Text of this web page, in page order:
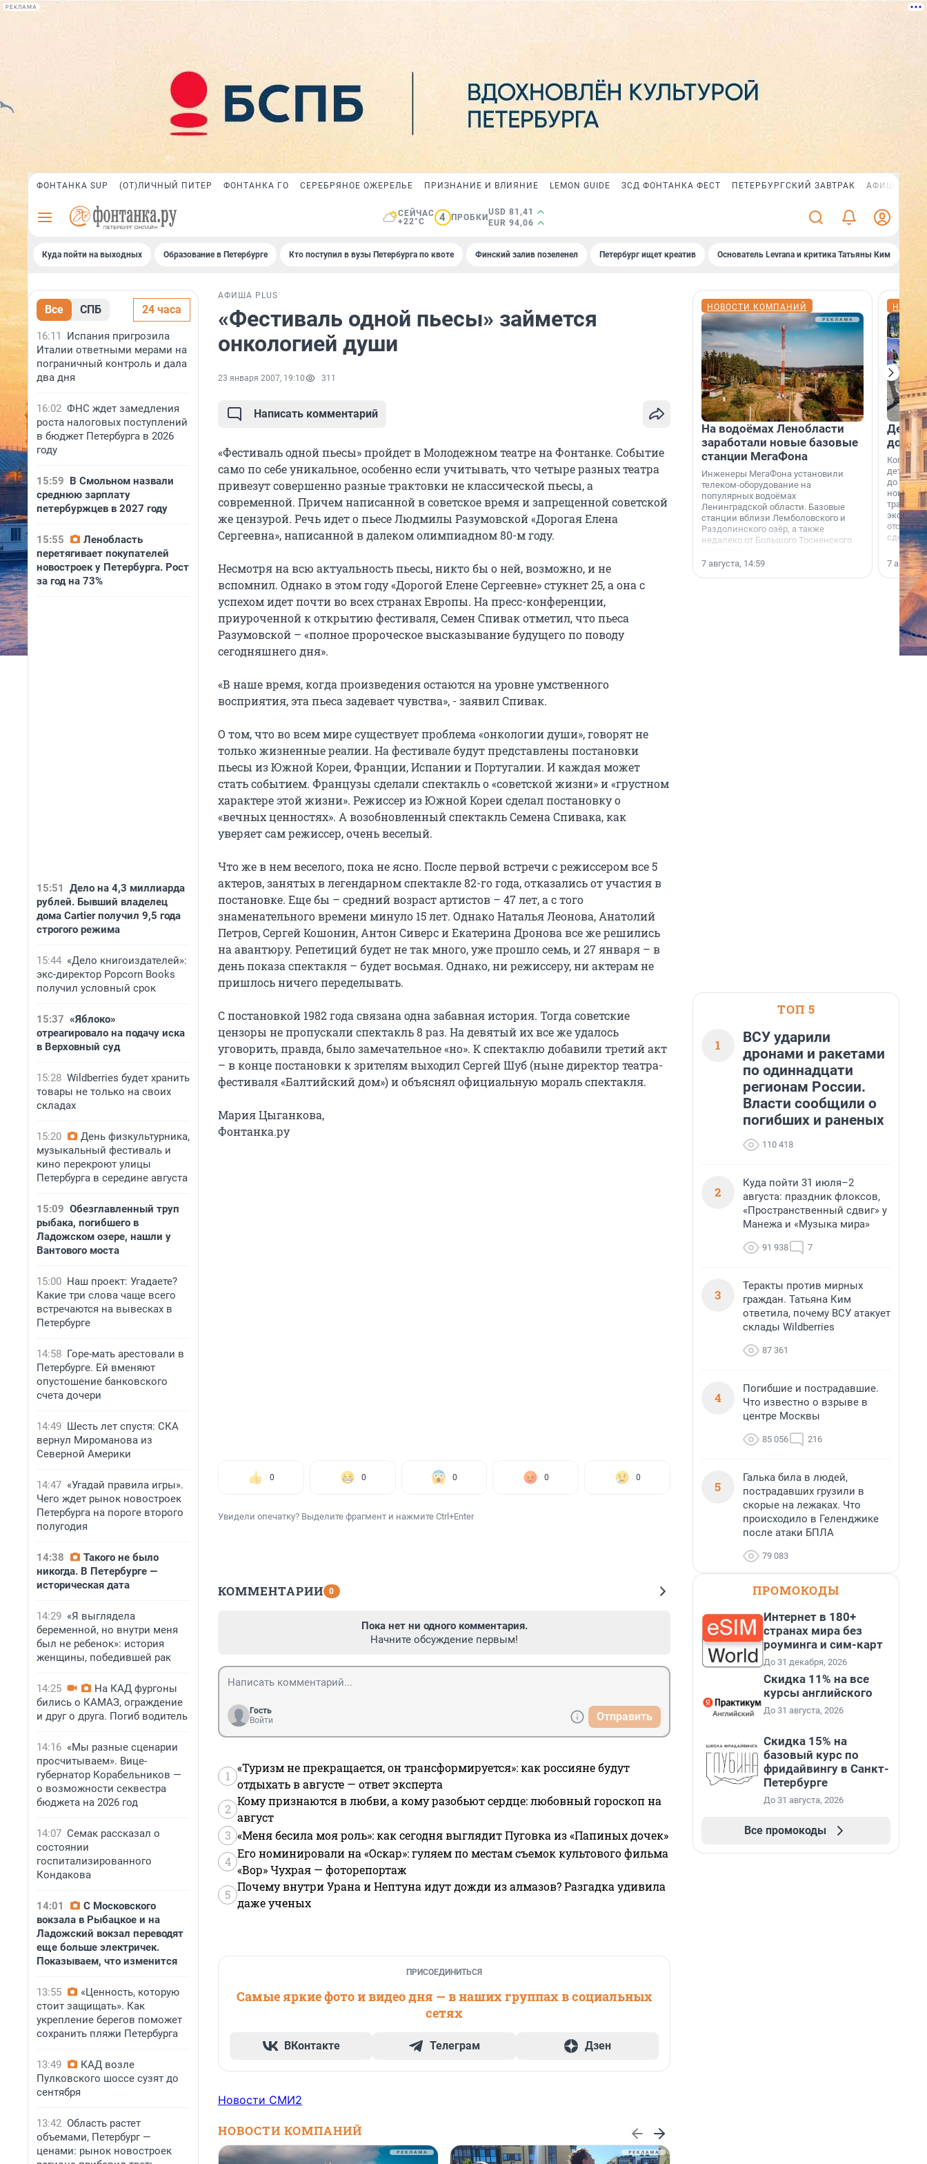
РЕКЛАМА
ФОНТАНКА SUP (ОТ)ЛИЧНЫЙ ПИТЕР ФОНТАНКА ГО СЕРЕБРЯНОЕ ОЖЕРЕЛЬЕ ПРИЗНАНИЕ И ВЛИЯНИЕ LEMON GUIDE ЗСД ФОНТАНКА ФЕСТ ПЕТЕРБУРГСКИЙ ЗАВТРАК АФИША PLUS
СЕЙЧАС
+22°C
4 ПРОБКИ
USD 81,41
EUR 94,06
Куда пойти на выходных Образование в Петербурге Кто поступил в вузы Петербурга по квоте Финский залив позеленел Петербург ищет креатив Основатель Levrana и критика Татьяны Ким
Все СПБ 24 часа
16:11
Испания пригрозила
Италии ответными мерами на
пограничный контроль и дала
два дня
16:02 ФНС ждет замедления
роста налоговых поступлений
в бюджет Петербурга в 2026
году
15:59 В Смольном назвали
среднюю зарплату
петербуржцев в 2027 году
15:55
Ленобласть
перетягивает покупателей
новостроек у Петербурга. Рост
за год на 73%
15:51
Дело на 4,3 миллиарда
рублей. Бывший владелец
дома Cartier получил 9,5 года
строгого режима
15:44 «Дело книгоиздателей»:
экс-директор Popcorn Books
получил условный срок
15:37 «Яблоко»
отреагировало на подачу иска
в Верховный суд
15:28 Wildberries будет хранить
товары не только на своих
складах
15:20
День физкультурника,
музыкальный фестиваль и
кино перекроют улицы
Петербурга в середине августа
15:09 Обезглавленный труп
рыбака, погибшего в
Ладожском озере, нашли у
Вантового моста
15:00 Наш проект: Угадаете?
Какие три слова чаще всего
встречаются на вывесках в
Петербурге
14:58 Горе-мать арестовали в
Петербурге. Ей вменяют
опустошение банковского
счета дочери
14:49 Шесть лет спустя: СКА
вернул Мироманова из
Северной Америки
14:47 «Угадай правила игры».
Чего ждет рынок новостроек
Петербурга на пороге второго
полугодия
14:38
Такого не было
никогда. В Петербурге —
историческая дата
14:29 «Я выглядела
беременной, но внутри меня
был не ребенок»: история
женщины, победившей рак
14:25
На КАД фургоны
бились о КАМАЗ, ограждение
и друг о друга. Погиб водитель
14:16 «Мы разные сценарии
просчитываем». Вице-
губернатор Корабельников —
о возможности секвестра
бюджета на 2026 год
14:07 Семак рассказал о
состоянии
госпитализированного
Кондакова
14:01
С Московского
вокзала в Рыбацкое и на
Ладожский вокзал переводят
еще больше электричек.
Показываем, что изменится
13:55
«Ценность, которую
стоит защищать». Как
укрепление берегов поможет
сохранить пляжи Петербурга
13:49
КАД возле
Пулковского шоссе сузят до
сентября
13:42 Область растет
объемами, Петербург —
ценами: рынок новостроек
АФИША PLUS
«Фестиваль одной пьесы» займется
онкологией души
23 января 2007, 19:10 311
Написать комментарий
«Фестиваль одной пьесы» пройдет в Молодежном театре на Фонтанке. Событие
само по себе уникальное, особенно если учитывать, что четыре разных театра
привезут совершенно разные трактовки не классической пьесы, а
современной. Причем написанной в советское время и запрещенной советской
же цензурой. Речь идет о пьесе Людмилы Разумовской «Дорогая Елена
Сергеевна», написанной в далеком олимпиадном 80-м году.
Несмотря на всю актуальность пьесы, никто бы о ней, возможно, и не
вспомнил. Однако в этом году «Дорогой Елене Сергеевне» стукнет 25, а она с
успехом идет почти во всех странах Европы. На пресс-конференции,
приуроченной к открытию фестиваля, Семен Спивак отметил, что пьеса
Разумовской – «полное пророческое высказывание будущего по поводу
сегодняшнего дня».
«В наше время, когда произведения остаются на уровне умственного
восприятия, эта пьеса задевает чувства», - заявил Спивак.
О том, что во всем мире существует проблема «онкологии души», говорят не
только жизненные реалии. На фестивале будут представлены постановки
пьесы из Южной Кореи, Франции, Испании и Португалии. И каждая может
стать событием. Французы сделали спектакль о «советской жизни» и «грустном
характере этой жизни». Режиссер из Южной Кореи сделал постановку о
«вечных ценностях». А возобновленный спектакль Семена Спивака, как
уверяет сам режиссер, очень веселый.
Что же в нем веселого, пока не ясно. После первой встречи с режиссером все 5
актеров, занятых в легендарном спектакле 82-го года, отказались от участия в
постановке. Еще бы – средний возраст артистов – 47 лет, а с того
знаменательного времени минуло 15 лет. Однако Наталья Леонова, Анатолий
Петров, Сергей Кошонин, Антон Сиверс и Екатерина Дронова все же решились
на авантюру. Репетиций будет не так много, уже прошло семь, и 27 января – в
день показа спектакля – будет восьмая. Однако, ни режиссеру, ни актерам не
пришлось ничего переделывать.
С постановкой 1982 года связана одна забавная история. Тогда советские
цензоры не пропускали спектакль 8 раз. На девятый их все же удалось
уговорить, правда, было замечательное «но». К спектаклю добавили третий акт
– в конце постановки к зрителям выходил Сергей Шуб (ныне директор театра-
фестиваля «Балтийский дом») и объяснял официальную мораль спектакля.
Мария Цыганкова,
Фонтанка.ру
0 0 0 0 0
Увидели опечатку? Выделите фрагмент и нажмите Ctrl+Enter
КОММЕНТАРИИ 0
Пока нет ни одного комментария.
Начните обсуждение первым!
Гость
Войти
Отправить
1
«Туризм не прекращается, он трансформируется»: как россияне будут
отдыхать в августе — ответ эксперта
2
Кому признаются в любви, а кому разобьют сердце: любовный гороскоп на
август
3 «Меня бесила моя роль»: как сегодня выглядит Пуговка из «Папиных дочек»
4
Его номинировали на «Оскар»: гуляем по местам съемок культового фильма
«Вор» Чухрая — фоторепортаж
5
Почему внутри Урана и Нептуна идут дожди из алмазов? Разгадка удивила
даже ученых
ПРИСОЕДИНИТЬСЯ
Самые яркие фото и видео дня — в наших группах в социальных
сетях
ВКонтакте Телеграм Дзен
Новости СМИ2
НОВОСТИ КОМПАНИЙ
НОВОСТИ КОМПАНИЙ
На водоёмах Ленобласти
заработали новые базовые
станции МегаФона
Инженеры МегаФона установили
телеком-оборудование на
популярных водоёмах
Ленинградской области. Базовые
станции вблизи Лемболовского и
Раздолинского озёр, а также
недалеко от Большого Тосненского
7 августа, 14:59
Когда-
дети
до
новости
сделали
7
ТОП 5
1
ВСУ ударили
дронами и ракетами
по одиннадцати
регионам России.
Власти сообщили о
погибших и раненых
110 418
2
Куда пойти 31 июля–2
августа: праздник флоксов,
«Пространственный сдвиг» у
Манежа и «Музыка мира»
91 938 7
3
Теракты против мирных
граждан. Татьяна Ким
ответила, почему ВСУ атакует
склады Wildberries
87 361
4
Погибшие и пострадавшие.
Что известно о взрыве в
центре Москвы
85 056 216
5
Галька била в людей,
пострадавших грузили в
скорые на лежаках. Что
происходило в Геленджике
после атаки БПЛА
79 083
ПРОМОКОДЫ
Интернет в 180+
странах мира без
роуминга и сим-карт
До 31 декабря, 2026
Скидка 11% на все
курсы английского
До 31 августа, 2026
Скидка 15% на
базовый курс по
фридайвингу в Санкт-
Петербурге
До 31 августа, 2026
Все промокоды